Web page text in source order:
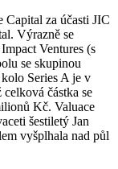
za účasti JIC
Výrazně se
Ventures (s
se skupinou
Series A je v
částka se
Kč. Valuace
šestiletý Jan
vyšplhala nad půl